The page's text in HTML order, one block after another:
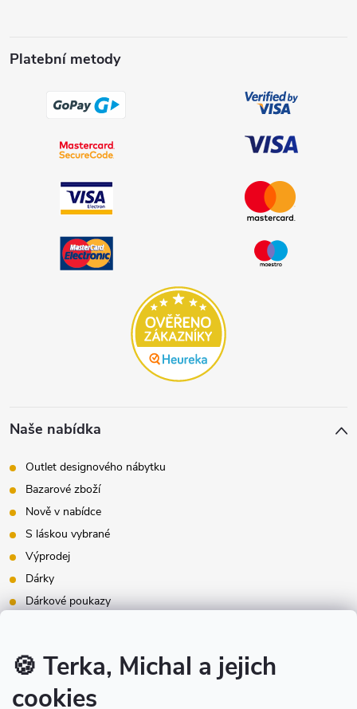
🍪 Terka, Michal a jejich
cookies
Platební metody
Naše nabídka
Outlet designového nábytku
Bazarové zboží
Nově v nabídce
S láskou vybrané
Výprodej
Dárky
Dárkové poukazy
Instagram